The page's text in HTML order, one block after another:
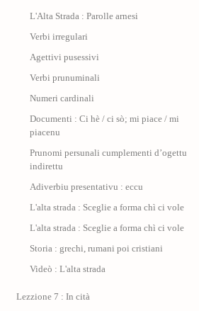
L'Alta Strada : Parolle arnesi
Verbi irregulari
Agettivi pusessivi
Verbi prunuminali
Numeri cardinali
Documenti : Ci hè / ci sò; mi piace / mi
piacenu
Prunomi persunali cumplementi d’ogettu
indirettu
Adiverbiu presentativu : eccu
L'alta strada : Sceglie a forma chì ci vole
L'alta strada : Sceglie a forma chì ci vole
Storia : grechi, rumani poi cristiani
Videò : L'alta strada
Lezzione 7 : In cità